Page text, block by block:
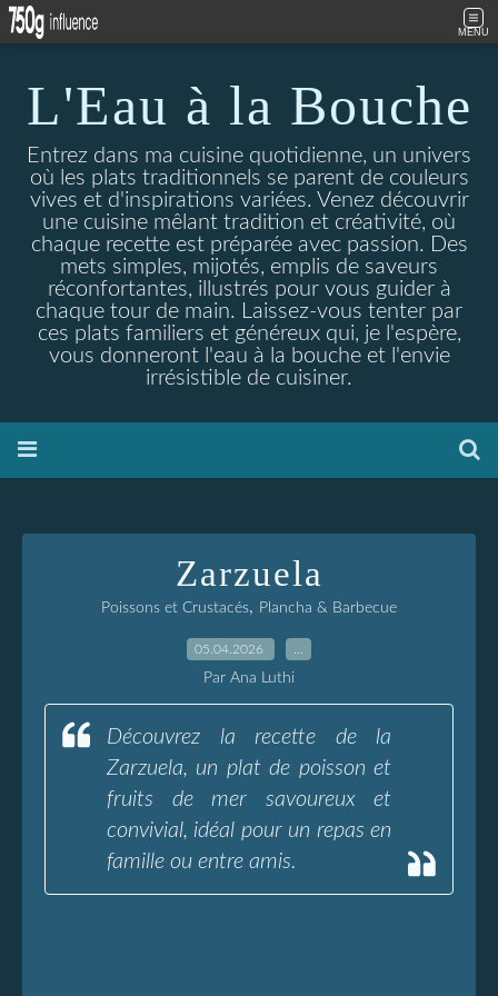
MENU
L'Eau à la Bouche
Entrez dans ma cuisine quotidienne, un univers
où les plats traditionnels se parent de couleurs
vives et d'inspirations variées. Venez découvrir
une cuisine mêlant tradition et créativité, où
chaque recette est préparée avec passion. Des
mets simples, mijotés, emplis de saveurs
réconfortantes, illustrés pour vous guider à
chaque tour de main. Laissez-vous tenter par
ces plats familiers et généreux qui, je l'espère,
vous donneront l'eau à la bouche et l'envie
irrésistible de cuisiner.
Zarzuela
Poissons et Crustacés, Plancha & Barbecue
05.04.2026
Par Ana Luthi
Découvrez la recette de la
Zarzuela, un plat de poisson et
fruits de mer savoureux et
convivial, idéal pour un repas en
famille ou entre amis.